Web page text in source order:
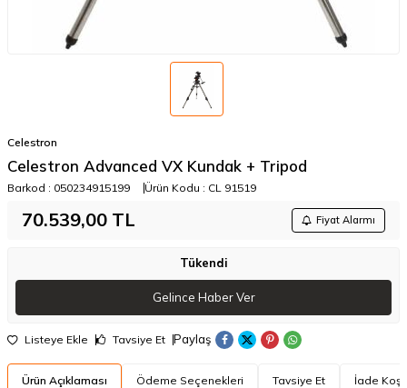
Celestron
Celestron Advanced VX Kundak + Tripod
Barkod : 050234915199 Ürün Kodu : CL 91519
70.539,00 TL Fiyat Alarmı
Tükendi
Gelince Haber Ver
Listeye Ekle Tavsiye Et Paylaş
Ürün Açıklaması Ödeme Seçenekleri Tavsiye Et İade